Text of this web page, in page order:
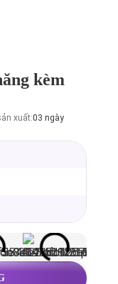
kèm
xuất:03 ngày